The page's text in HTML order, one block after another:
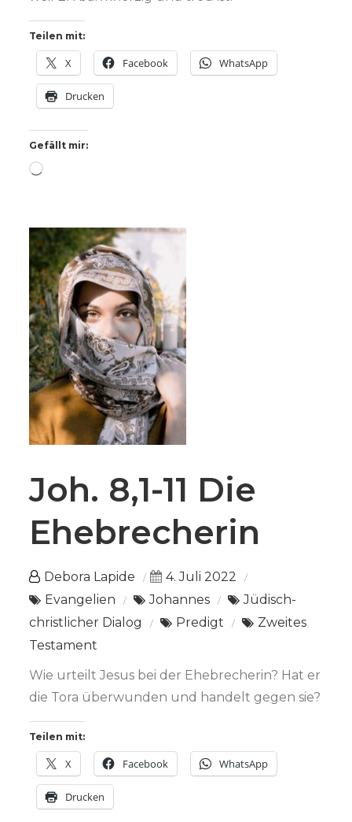
Teilen mit:
X Facebook WhatsApp
Drucken
Gefällt mir:
Wird
Joh. 8,1-11 Die
Ehebrecherin
Debora Lapide
4. Juli 2022
Evangelien
Johannes
Jüdisch-
christlicher Dialog
Predigt
Zweites
Testament
Wie urteilt Jesus bei der Ehebrecherin? Hat er
die Tora überwunden und handelt gegen sie?
Teilen mit:
X Facebook WhatsApp
Drucken